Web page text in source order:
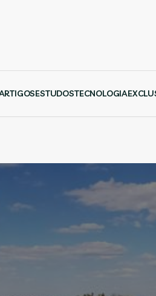
ESTUDOSTECNOLOGIA